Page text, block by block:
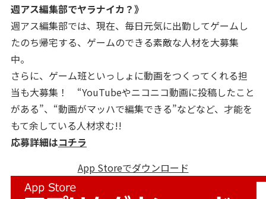
週アス編集部でヤラナイカ？》
週アス編集部では、現在、毎日元気に出勤してゲームし
たのち帰宅する、ゲームのできる素敵な人材を大募集
中。
さらに、ゲーム班といっしょに動画をつくってくれる担
当も大募集！ “YouTubeやニコニコ動画に投稿したこと
がある”、“動画がマッハで編集できる”などなど、才能を
もて余している人材求む!!
応募詳細はコチラ
App Storeでダウンロード